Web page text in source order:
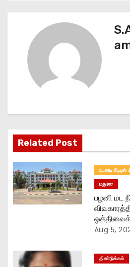
n
a
t
i
o
n
Related Post
உடனடி நியூஸ்
மதுரை
பழனி மட
Aug 5,
திண்டுக்கல்